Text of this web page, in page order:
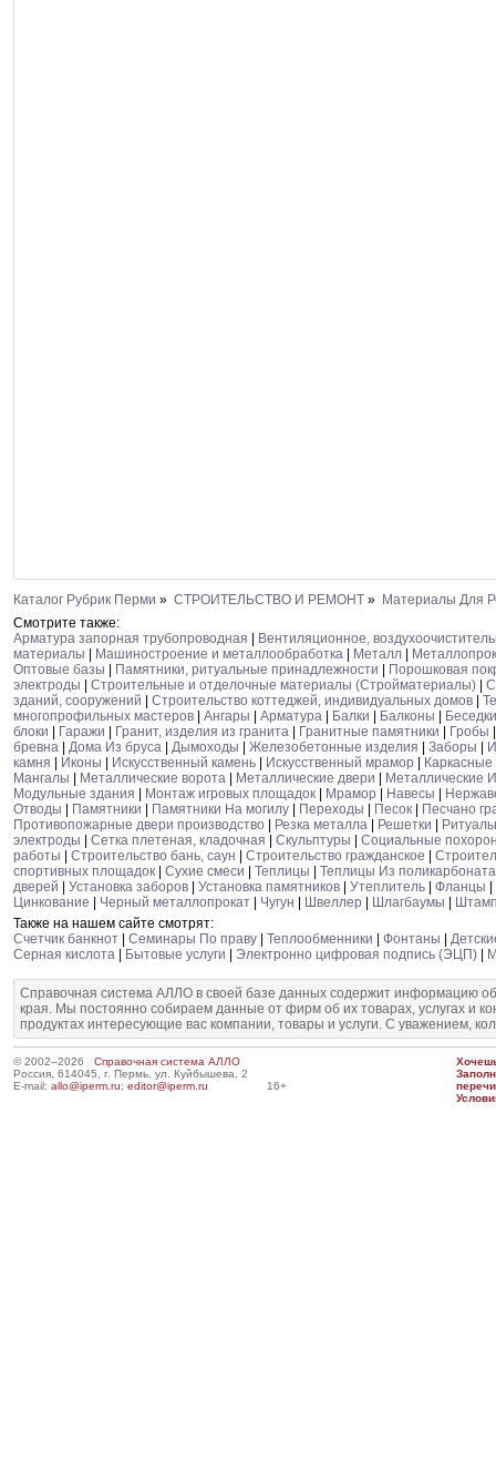
Каталог Рубрик Перми » СТРОИТЕЛЬСТВО И РЕМОНТ » Материалы Для
Смотрите также:
Арматура запорная трубопроводная
Вентиляционное,
материалы
Машиностроение и металлообработка Металл
Оптовые базы
Памятники, ритуальные принадлежности
Порошковая
электроды
Строительные и отделочные материалы (Стройматериалы)
зданий, сооружений
Строительство коттеджей, индивидуальных домов
многопрофильных мастеров
Ангары Арматура Балки Балконы
Беседки
блоки
Гаражи Гранит, изделия из гранита Гранитные памятники Гробы
бревна
Дома Из бруса Дымоходы Железобетонные изделия Заборы
камня
Иконы Искусственный камень Искусственный мрамор
Мангалы
Металлические ворота Металлические двери
Металлические
Модульные здания
Монтаж игровых площадок Мрамор Навесы
Отводы
Памятники Памятники На могилу Переходы Песок
Песчано
Противопожарные двери производство
Резка металла Решетки
электроды
Сетка плетеная, кладочная Скульптуры
Социальные
работы
Строительство бань, саун Строительство гражданское
спортивных площадок
Сухие смеси Теплицы
Теплицы Из поликарбоната
дверей
Установка заборов Установка памятников Утеплитель Фланцы
Цинкование
Черный металлопрокат Чугун Швеллер Шлагбаумы
Также на нашем сайте смотрят:
Счетчик банкнот
Семинары По праву Теплообменники Фонтаны
Серная кислота
Бытовые услуги Электронно цифровая подпись (ЭЦП)
Справочная система АЛЛО в своей базе данных содержит информацию
края. Мы постоянно собираем данные от фирм об их товарах, услугах и
продуктах интересующие вас компании, товары и услуги. С уважением,
© 2002–2026 Справочная система АЛЛО
Россия, 614045, г. Пермь, ул. Куйбышева, 2
E-mail: allo@iperm.ru; editor@iperm.ru 16+